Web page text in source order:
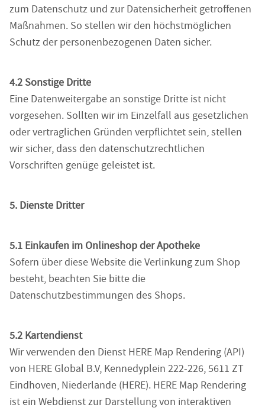
zum Datenschutz und zur Datensicherheit getroffenen
Maßnahmen. So stellen wir den höchstmöglichen
Schutz der personenbezogenen Daten sicher.
4.2 Sonstige Dritte
Eine Datenweitergabe an sonstige Dritte ist nicht
vorgesehen. Sollten wir im Einzelfall aus gesetzlichen
oder vertraglichen Gründen verpflichtet sein, stellen
wir sicher, dass den datenschutzrechtlichen
Vorschriften genüge geleistet ist.
5. Dienste Dritter
5.1 Einkaufen im Onlineshop der Apotheke
Sofern über diese Website die Verlinkung zum Shop
besteht, beachten Sie bitte die
Datenschutzbestimmungen des Shops.
5.2 Kartendienst
Wir verwenden den Dienst HERE Map Rendering (API)
von HERE Global B.V, Kennedyplein 222-226, 5611 ZT
Eindhoven, Niederlande (HERE). HERE Map Rendering
ist ein Webdienst zur Darstellung von interaktiven